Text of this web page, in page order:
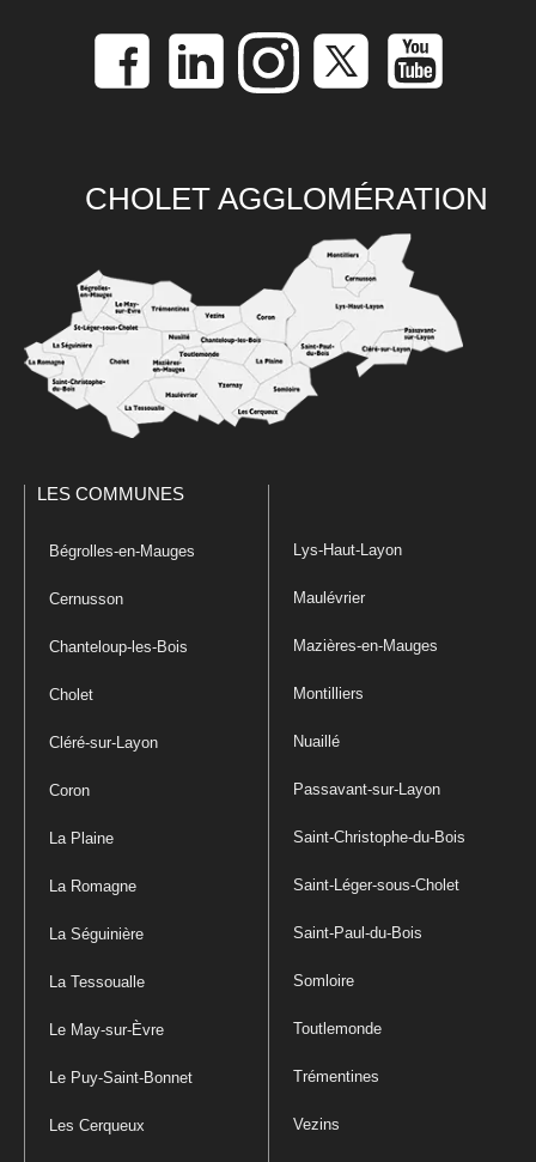
CHOLET AGGLOMÉRATION
LES COMMUNES
Bégrolles-en-Mauges
Cernusson
Chanteloup-les-Bois
Cholet
Cléré-sur-Layon
Coron
La Plaine
La Romagne
La Séguinière
La Tessoualle
Le May-sur-Èvre
Le Puy-Saint-Bonnet
Les Cerqueux
Lys-Haut-Layon
Maulévrier
Mazières-en-Mauges
Montilliers
Nuaillé
Passavant-sur-Layon
Saint-Christophe-du-Bois
Saint-Léger-sous-Cholet
Saint-Paul-du-Bois
Somloire
Toutlemonde
Trémentines
Vezins